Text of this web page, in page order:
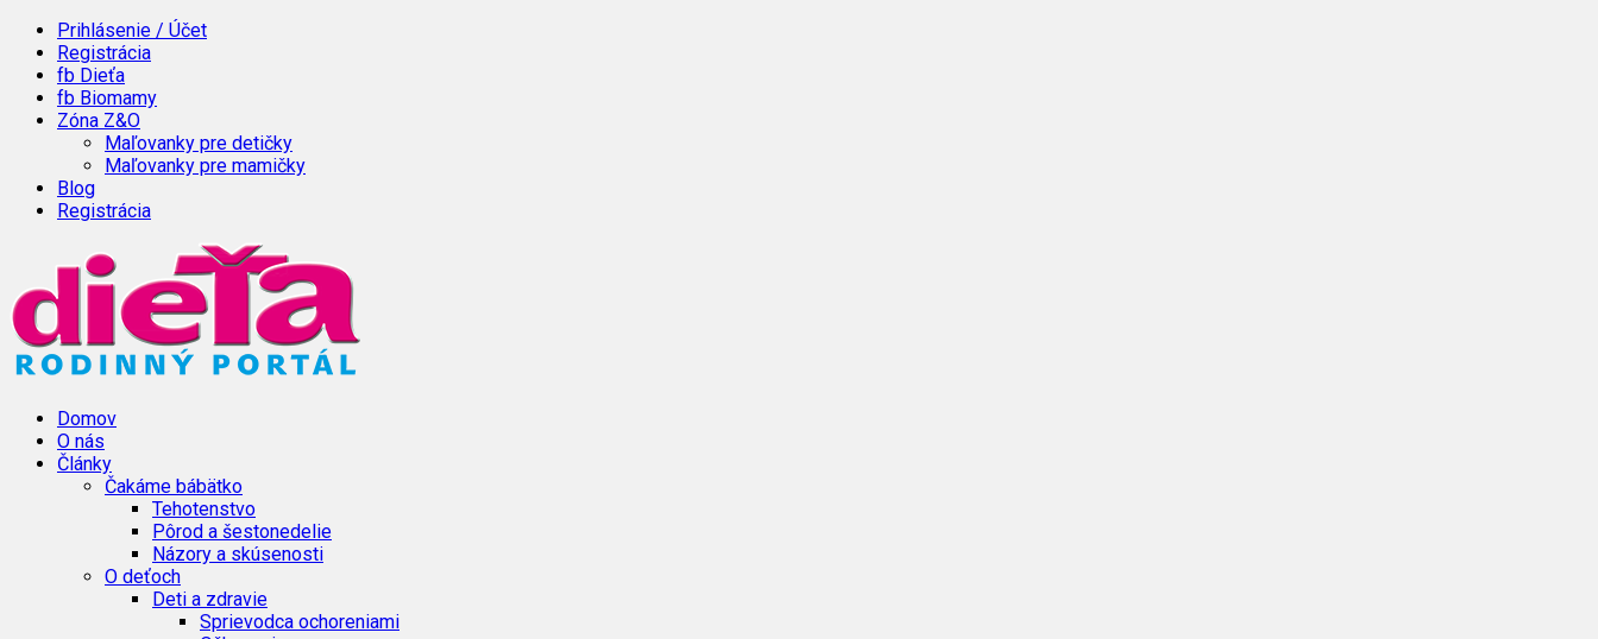
Prihlásenie / Účet
Registrácia
fb Dieťa
fb Biomamy
Zóna Z&O
Maľovanky pre detičky
Maľovanky pre mamičky
Blog
Registrácia
Domov
O nás
Články
Čakáme bábätko
Tehotenstvo
Pôrod a šestonedelie
Názory a skúsenosti
O deťoch
Deti a zdravie
Sprievodca ochoreniami